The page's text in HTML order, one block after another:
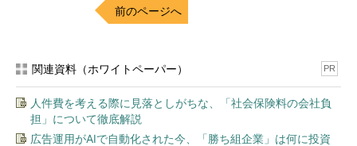
「やっぱりテストでバグをつぶすしかない
ですよ。そのためにテストスケジュールは
長めにとってありますし、いろんな意地悪
テストも行うつもりです」
前のページへ
関連資料（ホワイトペーパー） PR
人件費を考える際に見落としがちな、「社会保険料の会社負
担」について徹底解説
広告運用がAIで自動化された今、「勝ち組企業」は何に投資